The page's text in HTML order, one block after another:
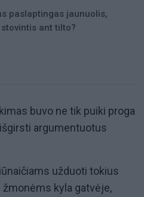
paslaptingas jaunuolis,
ant tilto?
buvo ne tik puiki proga
argumentuotus
užduoti tokius
kyla gatvėje,